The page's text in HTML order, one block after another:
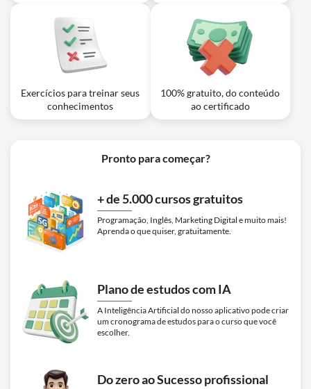
Exercícios para treinar seus
conhecimentos
100% gratuito, do conteúdo
ao certificado
Pronto para começar?
+ de 5.000 cursos gratuitos
Programação, Inglês, Marketing Digital e muito mais!
Aprenda o que quiser, gratuitamente.
Plano de estudos com IA
A Inteligência Artificial do nosso aplicativo pode criar
um cronograma de estudos para o curso que você
escolher.
Do zero ao Sucesso profissional